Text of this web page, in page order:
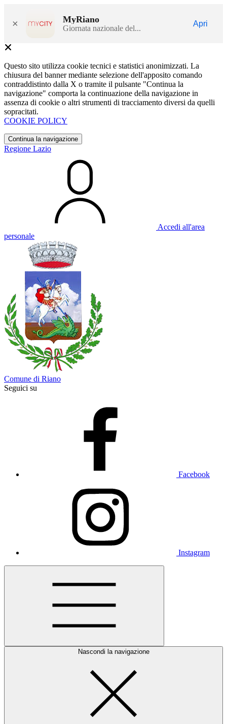
× MyRiano
Giornata nazionale del...
Apri
Questo sito utilizza cookie tecnici e statistici anonimizzati. La
chiusura del banner mediante selezione dell'apposito comando
contraddistinto dalla X o tramite il pulsante "Continua la
navigazione" comporta la continuazione della navigazione in
assenza di cookie o altri strumenti di tracciamento diversi da quelli
sopracitati.
COOKIE POLICY
Continua la navigazione
Regione Lazio
Accedi all'area
personale
Comune di Riano
Seguici su
Facebook
Instagram
Nascondi la navigazione